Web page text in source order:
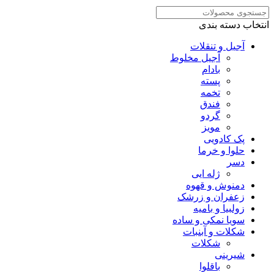
انتخاب دسته بندی
آجیل و تنقلات
آجیل مخلوط
بادام
پسته
تخمه
فندق
گردو
مویز
پک کادویی
حلوا و خرما
دسر
ژله ایی
دمنوش و قهوه
زعفران و زرشک
زولبیا و بامیه
سویا نمکی و ساده
شکلات‌‌ و آبنبات
شکلات
شیرینی
باقلوا